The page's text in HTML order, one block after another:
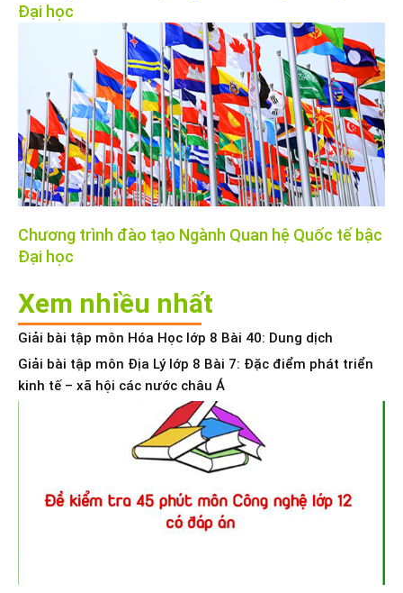
Đại học
Chương trình đào tạo Ngành Quan hệ Quốc tế bậc
Đại học
Xem nhiều nhất
Giải bài tập môn Hóa Học lớp 8 Bài 40: Dung dịch
Giải bài tập môn Địa Lý lớp 8 Bài 7: Đặc điểm phát triển
kinh tế – xã hội các nước châu Á